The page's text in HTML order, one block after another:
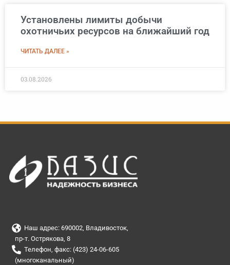
Установлены лимиты добычи
охотничьих ресурсов на ближайший год
ЧИТАТЬ ДАЛЕЕ »
03.08.2026
Наш адрес: 690002, Владивосток,
пр-т. Острякова, 8
Телефон, факс: (423) 24-06-605
(многоканальный)